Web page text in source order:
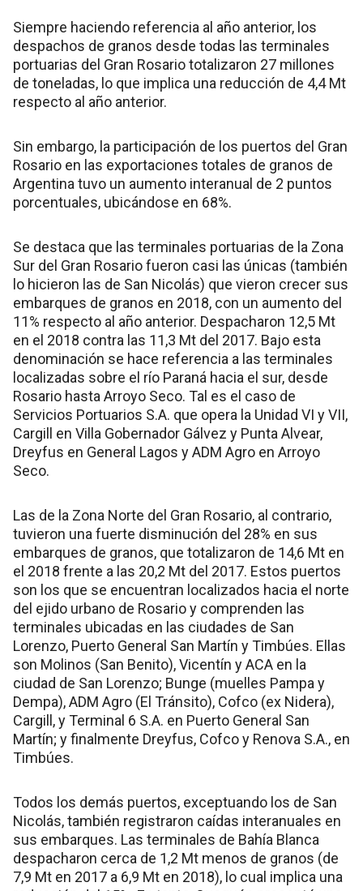
Siempre haciendo referencia al año anterior, los
despachos de granos desde todas las terminales
portuarias del Gran Rosario totalizaron 27 millones
de toneladas, lo que implica una reducción de 4,4 Mt
respecto al año anterior.
Sin embargo, la participación de los puertos del Gran
Rosario en las exportaciones totales de granos de
Argentina tuvo un aumento interanual de 2 puntos
porcentuales, ubicándose en 68%.
Se destaca que las terminales portuarias de la Zona
Sur del Gran Rosario fueron casi las únicas (también
lo hicieron las de San Nicolás) que vieron crecer sus
embarques de granos en 2018, con un aumento del
11% respecto al año anterior. Despacharon 12,5 Mt
en el 2018 contra las 11,3 Mt del 2017. Bajo esta
denominación se hace referencia a las terminales
localizadas sobre el río Paraná hacia el sur, desde
Rosario hasta Arroyo Seco. Tal es el caso de
Servicios Portuarios S.A. que opera la Unidad VI y VII,
Cargill en Villa Gobernador Gálvez y Punta Alvear,
Dreyfus en General Lagos y ADM Agro en Arroyo
Seco.
Las de la Zona Norte del Gran Rosario, al contrario,
tuvieron una fuerte disminución del 28% en sus
embarques de granos, que totalizaron de 14,6 Mt en
el 2018 frente a las 20,2 Mt del 2017. Estos puertos
son los que se encuentran localizados hacia el norte
del ejido urbano de Rosario y comprenden las
terminales ubicadas en las ciudades de San
Lorenzo, Puerto General San Martín y Timbúes. Ellas
son Molinos (San Benito), Vicentín y ACA en la
ciudad de San Lorenzo; Bunge (muelles Pampa y
Dempa), ADM Agro (El Tránsito), Cofco (ex Nidera),
Cargill, y Terminal 6 S.A. en Puerto General San
Martín; y finalmente Dreyfus, Cofco y Renova S.A., en
Timbúes.
Todos los demás puertos, exceptuando los de San
Nicolás, también registraron caídas interanuales en
sus embarques. Las terminales de Bahía Blanca
despacharon cerca de 1,2 Mt menos de granos (de
7,9 Mt en 2017 a 6,9 Mt en 2018), lo cual implica una